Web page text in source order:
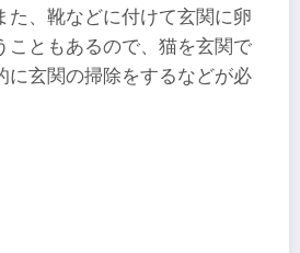
た、靴などに付けて玄関に卵
こともあるので、猫を玄関で
に玄関の掃除をするなどが必